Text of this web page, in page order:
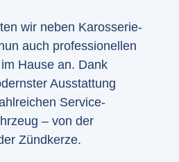
wir neben Karosserie-
auch professionellen
Hause an. Dank
Ausstattung
Service-
– von der
Zündkerze.